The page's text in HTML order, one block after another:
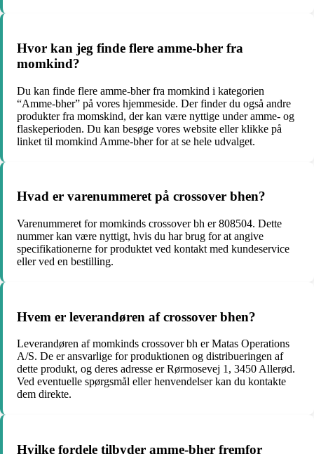
Hvor kan jeg finde flere amme-bher fra
momkind?
Du kan finde flere amme-bher fra momkind i kategorien
“Amme-bher” på vores hjemmeside. Der finder du også andre
produkter fra momskind, der kan være nyttige under amme- og
flaskeperioden. Du kan besøge vores website eller klikke på
linket til momkind Amme-bher for at se hele udvalget.
Hvad er varenummeret på crossover bhen?
Varenummeret for momkinds crossover bh er 808504. Dette
nummer kan være nyttigt, hvis du har brug for at angive
specifikationerne for produktet ved kontakt med kundeservice
eller ved en bestilling.
Hvem er leverandøren af crossover bhen?
Leverandøren af momkinds crossover bh er Matas Operations
A/S. De er ansvarlige for produktionen og distribueringen af
dette produkt, og deres adresse er Rørmosevej 1, 3450 Allerød.
Ved eventuelle spørgsmål eller henvendelser kan du kontakte
dem direkte.
Hvilke fordele tilbyder amme-bher fremfor